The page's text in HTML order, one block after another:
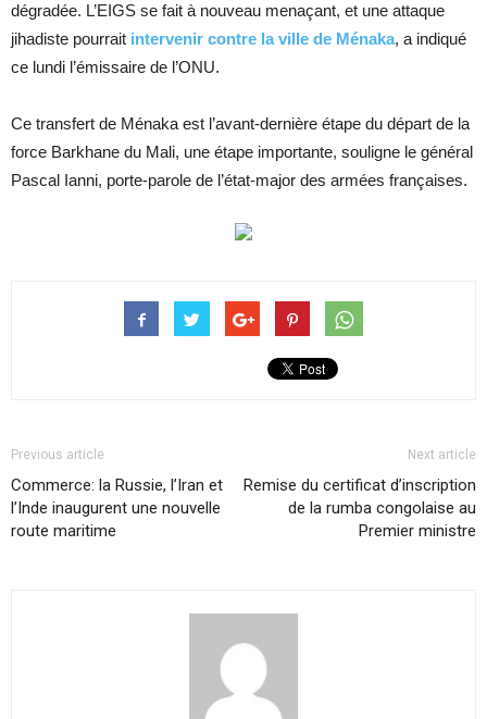
dégradée. L’EIGS se fait à nouveau menaçant, et une attaque
jihadiste pourrait intervenir contre la ville de Ménaka, a indiqué
ce lundi l’émissaire de l’ONU.
Ce transfert de Ménaka est l’avant-dernière étape du départ de la
force Barkhane du Mali, une étape importante, souligne le général
Pascal Ianni, porte-parole de l’état-major des armées françaises.
Previous article
Commerce: la Russie, l’Iran et
l’Inde inaugurent une nouvelle
route maritime
Next article
Remise du certificat d’inscription
de la rumba congolaise au
Premier ministre